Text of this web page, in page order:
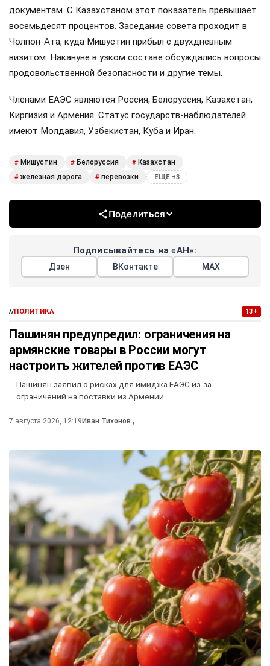
документам. С Казахстаном этот показатель превышает
восемьдесят процентов. Заседание совета проходит в
Чолпон-Ата, куда Мишустин прибыл с двухдневным
визитом. Накануне в узком составе обсуждались вопросы
продовольственной безопасности и другие темы.
Членами ЕАЭС являются Россия, Белоруссия, Казахстан,
Киргизия и Армения. Статус государств-наблюдателей
имеют Молдавия, Узбекистан, Куба и Иран.
# Мишустин # Белоруссия # Казахстан
# железная дорога # перевозки ЕЩЕ +3
Поделиться
Подписывайтесь на «АН»:
Дзен ВКонтакте МАХ
//ПОЛИТИКА 13+
Пашинян предупредил: ограничения на
армянские товары в России могут
настроить жителей против ЕАЭС
Пашинян заявил о рисках для имиджа ЕАЭС из-за
ограничений на поставки из Армении
7 августа 2026, 12:19 Иван Тихонов ,